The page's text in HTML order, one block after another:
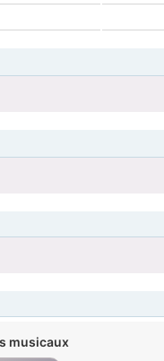
musicaux